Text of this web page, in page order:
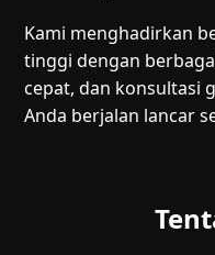
Kami menghadirkan
tinggi dengan
cepat, dan konsultasi
Anda berjalan lancar